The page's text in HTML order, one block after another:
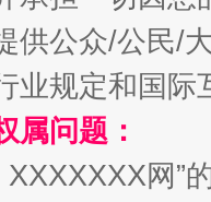
供公众/公民/
业规定和国
属问题：
XXXXXXX网”